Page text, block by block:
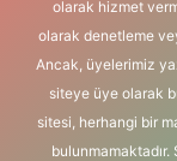
olarak hizmet
olarak denetleme
Ancak, üyelerimiz
siteye üye olarak
sitesi, herhangi bir
bulunmamaktadır.